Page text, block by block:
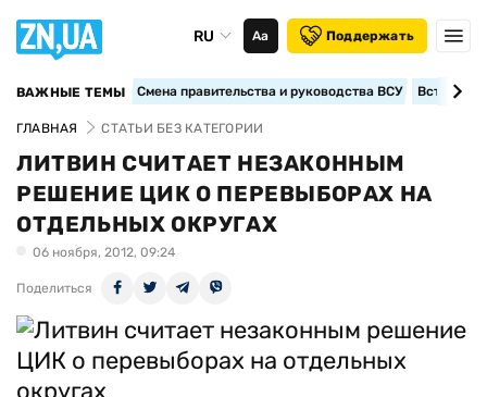
RU Аа Поддержать
ВАЖНЫЕ ТЕМЫ Смена правительства и руководства ВСУ
ГЛАВНАЯ СТАТЬИ БЕЗ КАТЕГОРИИ
ЛИТВИН СЧИТАЕТ НЕЗАКОННЫМ
РЕШЕНИЕ ЦИК О ПЕРЕВЫБОРАХ НА
ОТДЕЛЬНЫХ ОКРУГАХ
06 ноября, 2012, 09:24
Поделиться